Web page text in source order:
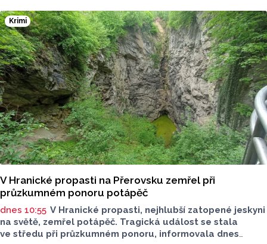
zaznamenaných přestupků zde oproti prvním měsícům
výrazně klesl, v některých lokalitách až o polovinu.
O dopravě, ale i o případech, která musela Městská
policie Olomouc (MPO) řešit mluvil v pocastu Radia
Metropole s Tomášem Gottwaldem mluvčí MPO Petr
Čunderle.
Krimi
V Hranické propasti na Přerovsku zemřel při
průzkumném ponoru potápěč
dnes 10:55 V Hranické propasti, nejhlubší zatopené jeskyni
na světě, zemřel potápěč. Tragická událost se stala
ve středu při průzkumném ponoru, informovala dnes